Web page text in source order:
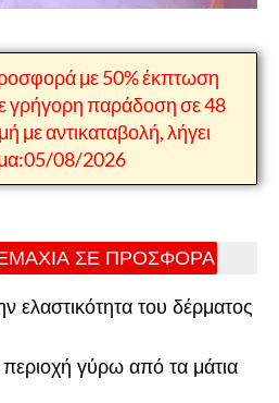
με 50% έκπτωση
γρήγορη παράδοση σε 48
με αντικαταβολή, λήγει
08/2026
ΣΕ ΠΡΟΣΦΟΡΑ
ελαστικότητα του δέρματος
περιοχή γύρω από τα μάτια